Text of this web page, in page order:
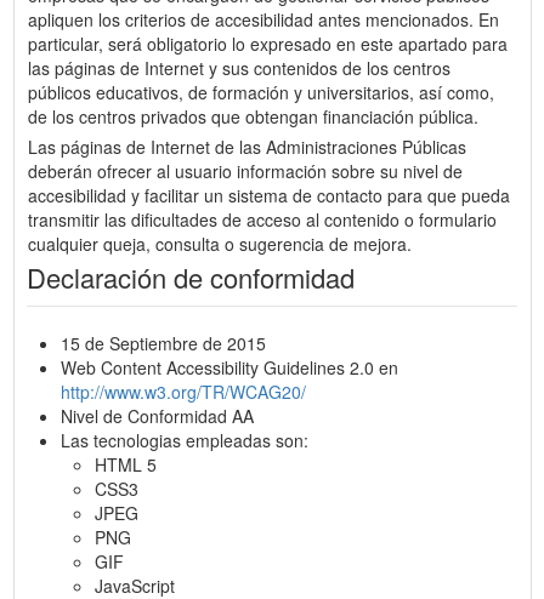
apliquen los criterios de accesibilidad antes mencionados. En
particular, será obligatorio lo expresado en este apartado para
las páginas de Internet y sus contenidos de los centros
públicos educativos, de formación y universitarios, así como,
de los centros privados que obtengan financiación pública.
Las páginas de Internet de las Administraciones Públicas
deberán ofrecer al usuario información sobre su nivel de
accesibilidad y facilitar un sistema de contacto para que pueda
transmitir las dificultades de acceso al contenido o formulario
cualquier queja, consulta o sugerencia de mejora.
Declaración de conformidad
15 de Septiembre de 2015
Web Content Accessibility Guidelines 2.0 en
http://www.w3.org/TR/WCAG20/
Nivel de Conformidad AA
Las tecnologias empleadas son:
HTML 5
CSS3
JPEG
PNG
GIF
JavaScript